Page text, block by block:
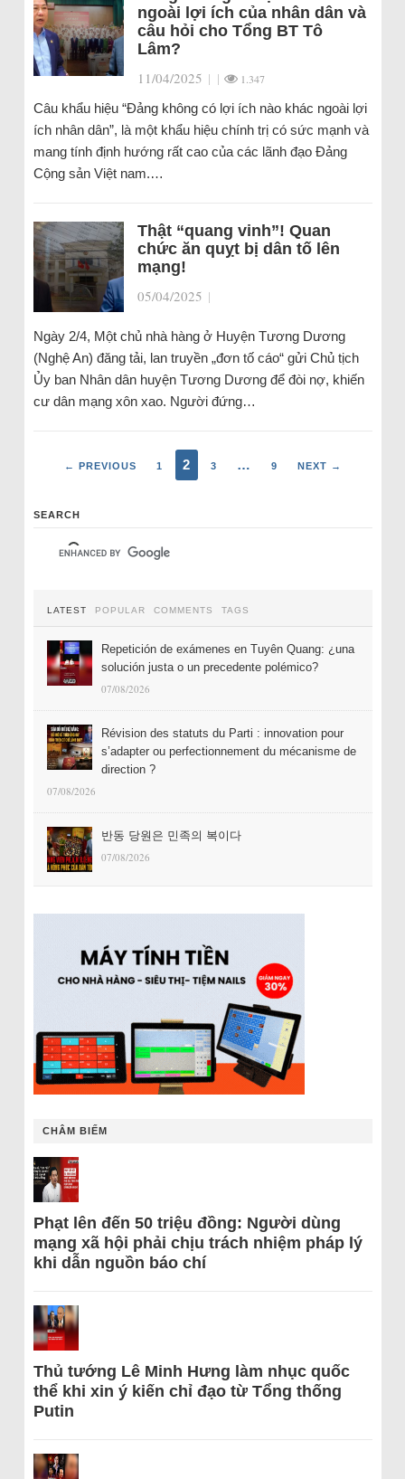
ngoài lợi ích của nhân dân và
câu hỏi cho Tổng BT Tô
Lâm?
11/04/2025 | | 1.347
Câu khẩu hiệu “Đảng không có lợi ích nào khác ngoài lợi
ích nhân dân”, là một khẩu hiệu chính trị có sức mạnh và
mang tính định hướng rất cao của các lãnh đạo Đảng
Cộng sản Việt nam.…
Thật “quang vinh”! Quan
chức ăn quỵt bị dân tố lên
mạng!
05/04/2025 |
Ngày 2/4, Một chủ nhà hàng ở Huyện Tương Dương
(Nghệ An) đăng tải, lan truyền „đơn tố cáo“ gửi Chủ tịch
Ủy ban Nhân dân huyện Tương Dương để đòi nợ, khiến
cư dân mạng xôn xao. Người đứng…
← PREVIOUS 1 2 3 … 9 NEXT →
SEARCH
LATEST POPULAR COMMENTS TAGS
Repetición de exámenes en Tuyên Quang: ¿una
solución justa o un precedente polémico?
07/08/2026
Révision des statuts du Parti : innovation pour
s’adapter ou perfectionnement du mécanisme de
direction ?
07/08/2026
반동 당원은 민족의 복이다
07/08/2026
CHÂM BIẾM
Phạt lên đến 50 triệu đồng: Người dùng
mạng xã hội phải chịu trách nhiệm pháp lý
khi dẫn nguồn báo chí
Thủ tướng Lê Minh Hưng làm nhục quốc
thể khi xin ý kiến chỉ đạo từ Tổng thống
Putin